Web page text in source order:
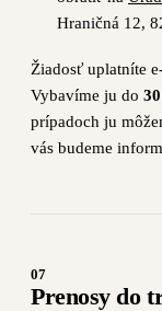
Hraničná 12,
Žiadosť uplatníte
Vybavíme ju do
prípadoch ju
vás budeme
07
Prenosy do